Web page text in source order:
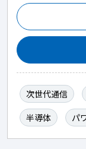
次世代通信
半導体
パ